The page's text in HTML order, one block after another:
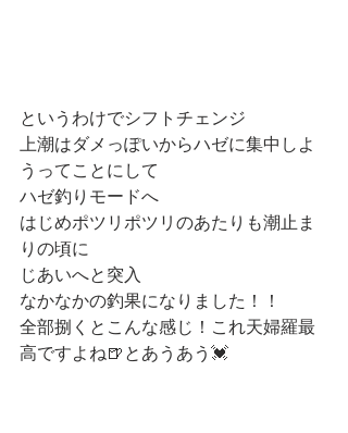
というわけでシフトチェンジ
上潮はダメっぽいからハゼに集中しよ
うってことにして
ハゼ釣りモードへ
はじめポツリポツリのあたりも潮止ま
りの頃に
じあいへと突入
なかなかの釣果になりました！！
全部捌くとこんな感じ！これ天婦羅最
高ですよね🍺とあうあう💓